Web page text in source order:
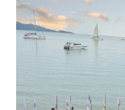
คณะ
สิ่งแ
สิ่งแว
การผ
อิ